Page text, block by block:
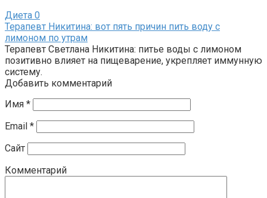
Диета 0
Терапевт Никитина: вот пять причин пить воду с
лимоном по утрам
Терапевт Светлана Никитина: питье воды с лимоном
позитивно влияет на пищеварение, укрепляет иммунную
систему.
Добавить комментарий
Имя *
Email *
Сайт
Комментарий